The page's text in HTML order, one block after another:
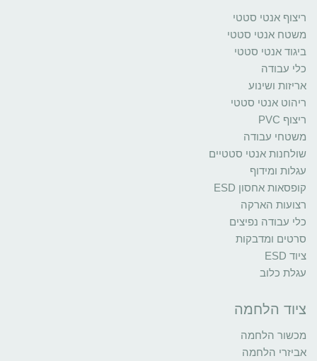
ריצוף אנטי סטטי
משטח אנטי סטטי
ביגוד אנטי סטטי
כלי עבודה
אריזות ושינוע
ריהוט אנטי סטטי
ריצוף PVC
משטחי עבודה
שולחנות אנטי סטטיים
עגלות ומידוף
קופסאות אחסון ESD
רצועות הארקה
כלי עבודה נפיצים
סרטים ומדבקות
ציוד ESD
עגלת כלוב
ציוד הלחמה
מכשור הלחמה
אביזרי הלחמה